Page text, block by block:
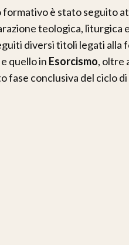
formativo è stato seguito
teologica, liturgica
diversi titoli legati alla
e quello in Esorcismo, oltre
fase conclusiva del ciclo